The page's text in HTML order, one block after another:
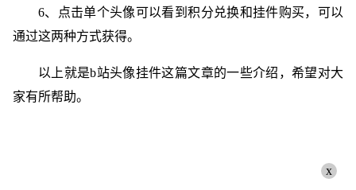
6、点击单个头像可以看到积分兑换和挂件购买，可以
通过这两种方式获得。
以上就是b站头像挂件这篇文章的一些介绍，希望对大
家有所帮助。
x